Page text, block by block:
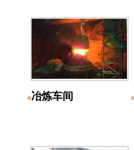
冶炼车间